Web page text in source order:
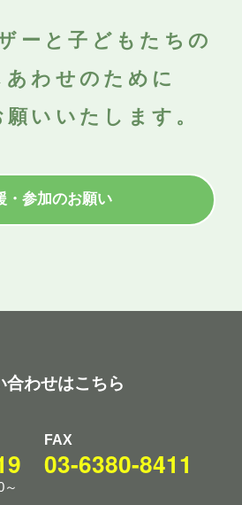
ーと子どもたちの
あわせのために
いいたします。
・参加のお願い
合わせはこちら
FAX
03-6380-8411